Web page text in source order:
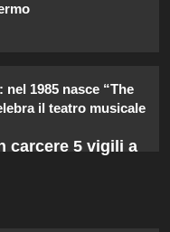
dopo 10 anni, è
1985 nasce “The
il teatro musicale
carcere 5 vigili a